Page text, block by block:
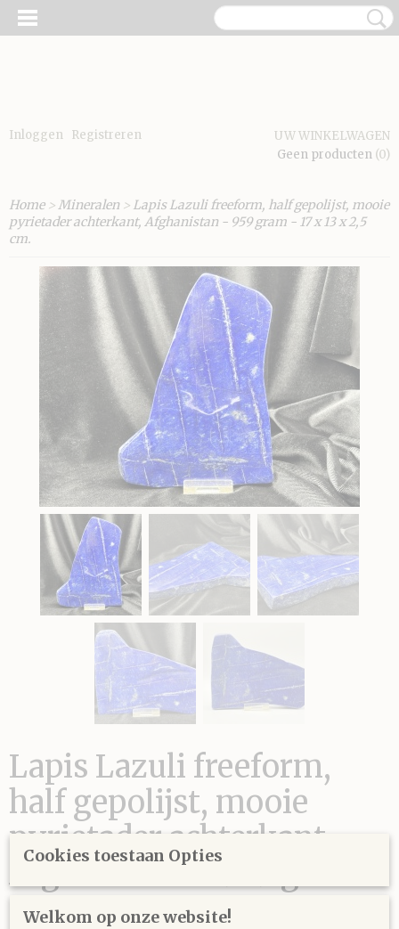
Inloggen Registreren
UW WINKELWAGEN
Geen producten (0)
Home>Mineralen > Lapis Lazuli freeform, half gepolijst, mooie
pyrietader achterkant, Afghanistan - 959 gram - 17 x 13 x 2,5
cm.
Lapis Lazuli freeform,
half gepolijst, mooie
pyrietader achterkant,
Afghanistan - 959 gram -
17 x 13 x 2,5 cm.
Cookies toestaan Opties
Welkom op onze website!